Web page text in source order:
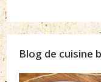
Blog de cuisine